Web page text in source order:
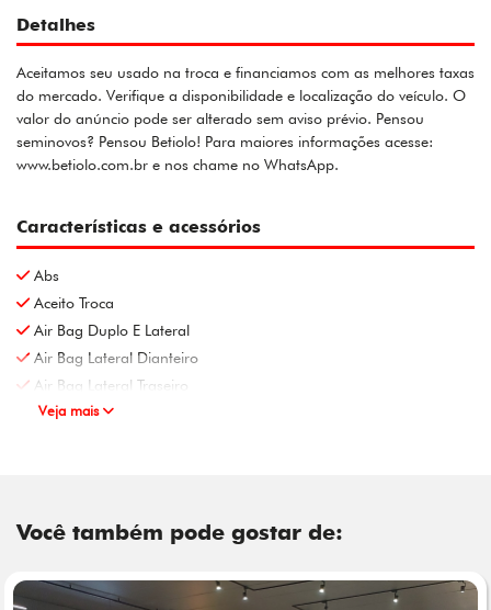
Detalhes
Aceitamos seu usado na troca e financiamos com as melhores taxas
do mercado. Verifique a disponibilidade e localização do veículo. O
valor do anúncio pode ser alterado sem aviso prévio. Pensou
seminovos? Pensou Betiolo! Para maiores informações acesse:
www.betiolo.com.br e nos chame no WhatsApp.
Características e acessórios
Abs
Aceito Troca
Air Bag Duplo E Lateral
Air Bag Lateral Dianteiro
Air Bag Lateral Traseiro
Veja mais
Você também pode gostar de: